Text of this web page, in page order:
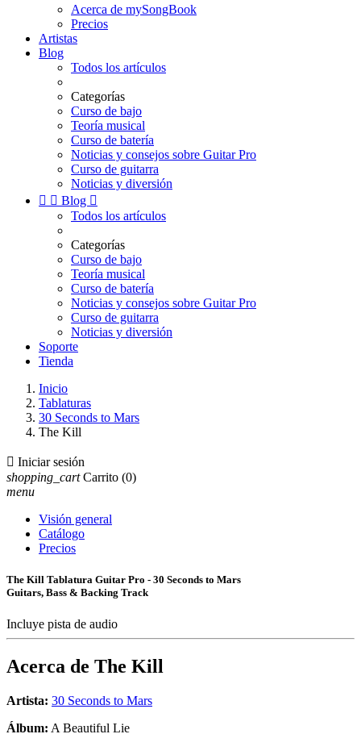
Acerca de mySongBook
Precios
Artistas
Blog
Todos los artículos
Categorías
Curso de bajo
Teoría musical
Curso de batería
Noticias y consejos sobre Guitar Pro
Curso de guitarra
Noticias y diversión
  Blog 
Todos los artículos
Categorías
Curso de bajo
Teoría musical
Curso de batería
Noticias y consejos sobre Guitar Pro
Curso de guitarra
Noticias y diversión
Soporte
Tienda
Inicio
Tablaturas
30 Seconds to Mars
The Kill
 Iniciar sesión
shopping_cart Carrito (0)
menu
Visión general
Catálogo
Precios
The Kill Tablatura Guitar Pro - 30 Seconds to Mars
Guitars, Bass & Backing Track
Incluye pista de audio
Acerca de The Kill
Artista: 30 Seconds to Mars
Álbum: A Beautiful Lie